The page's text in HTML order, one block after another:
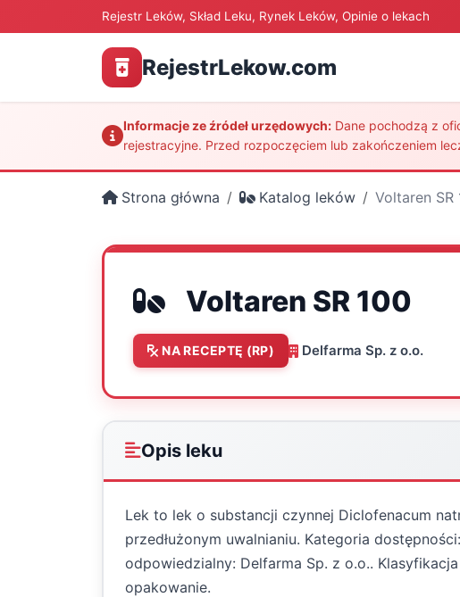
Rejestr Leków, Skład Leku, Rynek Leków, Opinie o lekach
RejestrLekow.com
Informacje ze źródeł urzędowych: Dane pochodzą z
rejestracyjne. Przed rozpoczęciem lub zakończeniem
Strona główna Katalog leków Voltaren SR
Voltaren SR 100
NA RECEPTĘ (RP) Delfarma Sp. z o.o.
Opis leku
Lek to lek o substancji czynnej Diclofenacum
przedłużonym uwalnianiu. Kategoria
odpowiedzialny: Delfarma Sp. z o.o..
opakowanie.